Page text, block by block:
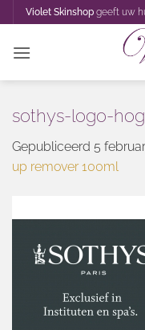
naar
inhoud
Violet Skinshopgeeft uw
sothys-logo-
Gepubliceerd 5
up remover 100ml